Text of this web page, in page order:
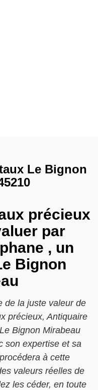
Le Bignon
précieux
par
, un
Bignon
de la juste valeur de
précieux, Antiquaire
Bignon Mirabeau
son expertise et sa
à cette
valeurs réelles de
les céder, en toute